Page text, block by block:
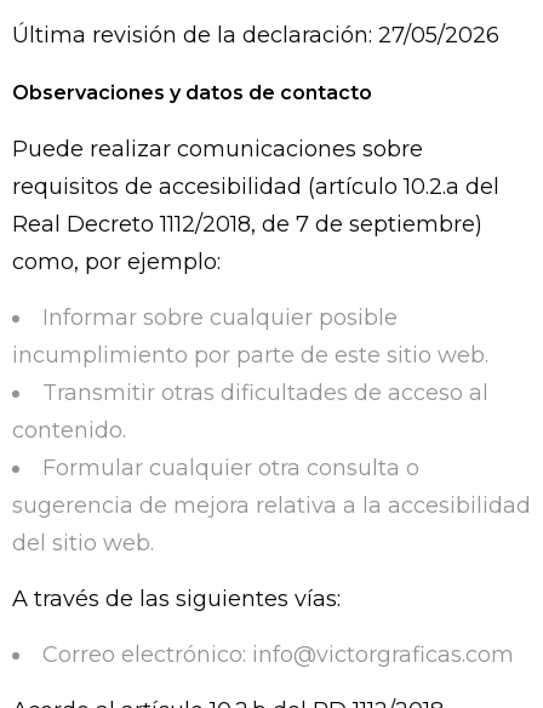
Última revisión de la declaración: 27/05/2026
Observaciones y datos de contacto
Puede realizar comunicaciones sobre
requisitos de accesibilidad (artículo 10.2.a del
Real Decreto 1112/2018, de 7 de septiembre)
como, por ejemplo:
Informar sobre cualquier posible
incumplimiento por parte de este sitio web.
Transmitir otras dificultades de acceso al
contenido.
Formular cualquier otra consulta o
sugerencia de mejora relativa a la accesibilidad
del sitio web.
A través de las siguientes vías:
Correo electrónico: info@victorgraficas.com